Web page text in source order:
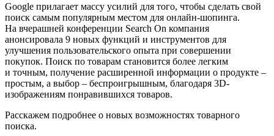
Google прилагает массу усилий для того, чтобы сделать свой
поиск самым популярным местом для онлайн-шопинга.
На вчерашней конференции Search On компания
анонсировала 9 новых функций и инструментов для
улучшения пользовательского опыта при совершении
покупок. Поиск по товарам становится более легким
и точным, получение расширенной информации о продукте –
простым, а выбор – беспроигрышным, благодаря 3D-
изображениям понравившихся товаров.
Расскажем подробнее о новых возможностях товарного
поиска.